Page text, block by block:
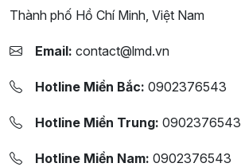
Thành phố Hồ Chí Minh, Việt Nam
Email: contact@lmd.vn
Hotline Miền Bắc: 0902376543
Hotline Miền Trung: 0902376543
Hotline Miền Nam: 0902376543